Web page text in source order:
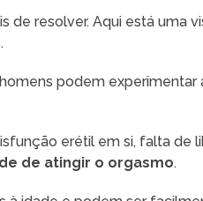
de resolver. Aqui está uma
podem experimentar
erétil em si, falta de
de atingir o orgasmo.